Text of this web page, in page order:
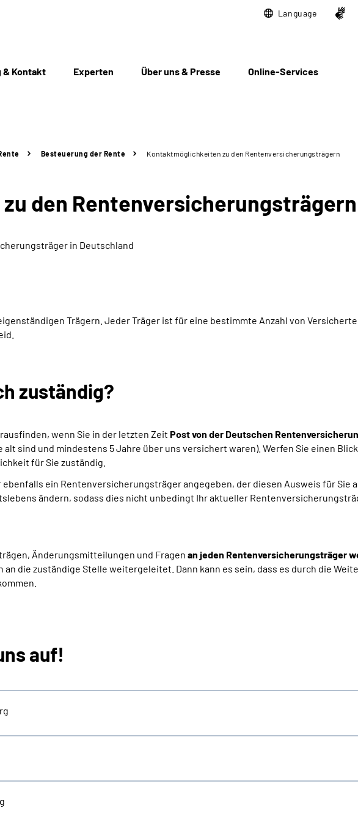
Language
& Kontakt Experten Über uns & Presse Online-Services
Besteuerung der Rente Kontaktmöglichkeiten zu den Rentenversicherungsträgern
den Rentenversicherungsträgern
in Deutschland
Trägern. Jeder Träger ist für eine bestimmte Anzahl von
zuständig?
wenn Sie in der letzten Zeit Post von der Deutschen
sind und mindestens 5 Jahre über uns versichert waren). Werfen Sie einen
für Sie zuständig.
ein Rentenversicherungsträger angegeben, der diesen Ausweis für Sie
ändern, sodass dies nicht unbedingt Ihr aktueller
Änderungsmitteilungen und Fragen an jeden Rentenversicherungsträger
die zuständige Stelle weitergeleitet. Dann kann es sein, dass es durch die
auf!